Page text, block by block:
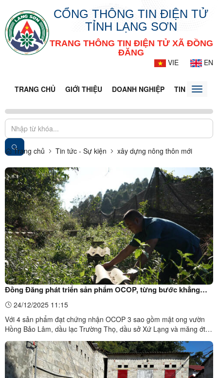
CỔNG THÔNG TIN ĐIỆN TỬ
TỈNH LẠNG SƠN
TRANG THÔNG TIN ĐIỆN TỬ XÃ ĐỒNG
ĐĂNG
VIE
EN
TRANG CHỦ GIỚI THIỆU DOANH NGHIỆP TIN TỨC -
Toggle
Trang chủ Tin tức - Sự kiện xây dựng nông thôn mới
Đồng Đăng phát triển sản phẩm OCOP, từng bước khẳng
định thương hiệu nông sản địa phương
24/12/2025 11:15
Với 4 sản phẩm đạt chứng nhận OCOP 3 sao gồm mật ong vườn
Hồng Bảo Lâm, dầu lạc Trường Thọ, dầu sở Xứ Lạng và măng ớt
Xứ Lạng, xã Đồng Đăng đang từng bước khẳng định thương hiệu
nông sản địa phương thông qua chuẩn hóa quy trình sản xuất và
nâng cao chất lượng sản phẩm. Cũng từ đó, OCOP trở thành ...